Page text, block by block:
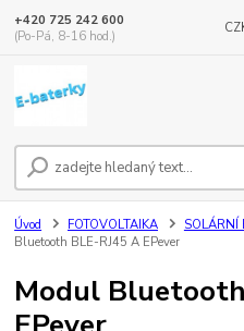
+420 725 242 600
(Po-Pá, 8-16 hod.)
Úvod FOTOVOLTAIKA SOLÁRNÍ
Bluetooth BLE-RJ45 A EPever
Modul